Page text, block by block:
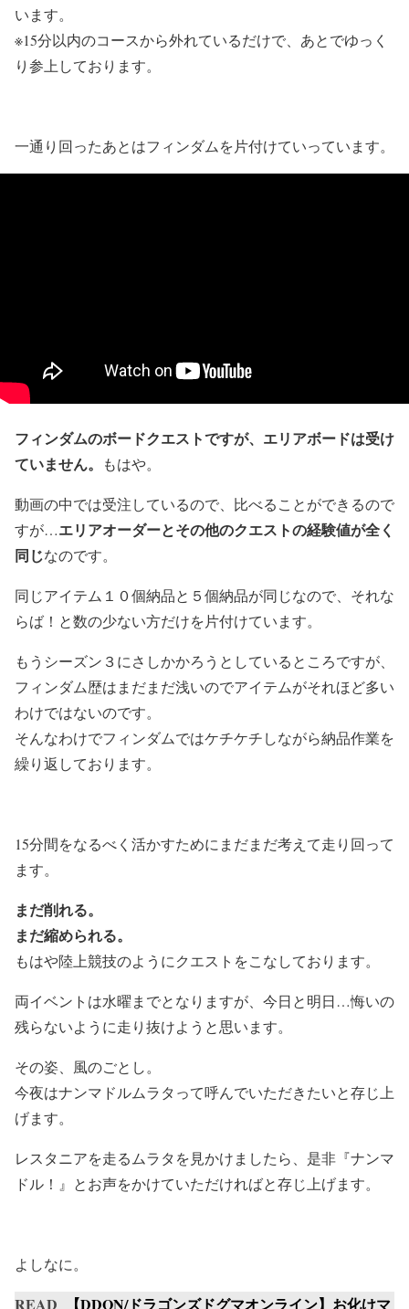
います。
※15分以内のコースから外れているだけで、あとでゆっく
り参上しております。
一通り回ったあとはフィンダムを片付けていっています。
フィンダムのボードクエストですが、エリアボードは受け
ていません。
もはや。
動画の中では受注しているので、比べることができるので
すが…エリアオーダーとその他のクエストの経験値が全く
同じなのです。
同じアイテム１０個納品と５個納品が同じなので、それな
らば！と数の少ない方だけを片付けています。
もうシーズン３にさしかかろうとしているところですが、
フィンダム歴はまだまだ浅いのでアイテムがそれほど多い
わけではないのです。
そんなわけでフィンダムではケチケチしながら納品作業を
繰り返しております。
15分間をなるべく活かすためにまだまだ考えて走り回って
ます。
まだ削れる。
まだ縮められる。
もはや陸上競技のようにクエストをこなしております。
両イベントは水曜までとなりますが、今日と明日…悔いの
残らないように走り抜けようと思います。
その姿、風のごとし。
今夜はナンマドルムラタって呼んでいただきたいと存じ上
げます。
レスタニアを走るムラタを見かけましたら、是非『ナンマ
ドル！』とお声をかけていただければと存じ上げます。
よしなに。
READ 【DDON/ドラゴンズドグマオンライン】お化けマ